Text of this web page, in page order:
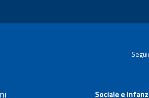
Sociale e